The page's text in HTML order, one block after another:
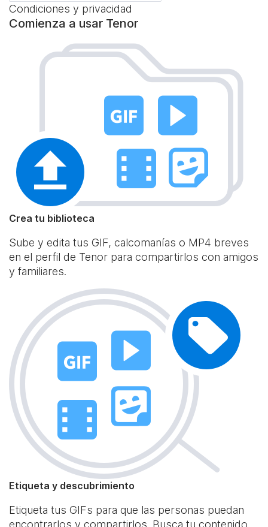
Condiciones y privacidad
Comienza a usar Tenor
Crea tu biblioteca
Sube y edita tus GIF, calcomanías o MP4 breves
en el perfil de Tenor para compartirlos con amigos
y familiares.
Etiqueta y descubrimiento
Etiqueta tus GIFs para que las personas puedan
encontrarlos y compartirlos. Busca tu contenido